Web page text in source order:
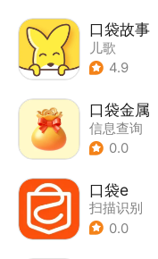
口袋故事
儿歌
4.9
口袋金属
信息查询
0.0
口袋e
扫描识别
0.0